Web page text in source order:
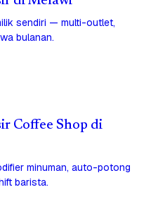
sendiri — multi-outlet,
bulanan.
Coffee Shop di
minuman, auto-potong
barista.